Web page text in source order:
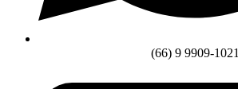
(66) 9 9909-1021